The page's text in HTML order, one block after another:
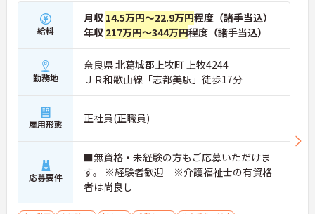
給料
月収 14.5万円～22.9万円程度（諸手当込）
年収 217万円～344万円程度（諸手当込）
勤務地
奈良県 北葛城郡上牧町 上牧4244
ＪＲ和歌山線「志都美駅」徒歩17分
雇用形態 正社員(正職員)
応募要件
■無資格・未経験の方もご応募いただけま
す。 ※経験者歓迎 ※介護福祉士の有資格
者は尚良し